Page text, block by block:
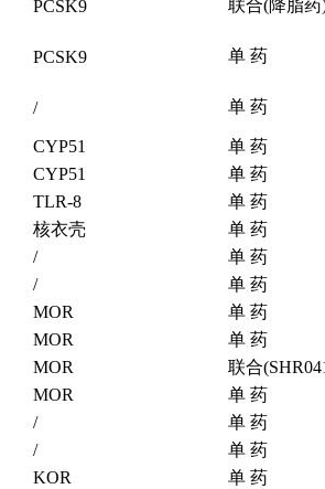
PCSK9 联合(降脂药
PCSK9 单 药
/ 单 药
CYP51
单 药
CYP51
单 药
TLR-8
单 药
核衣壳
单 药
/
单 药
/
单 药
MOR
单 药
MOR
单 药
MOR
联合
MOR
单 药
/
单 药
/
单 药
KOR
单 药